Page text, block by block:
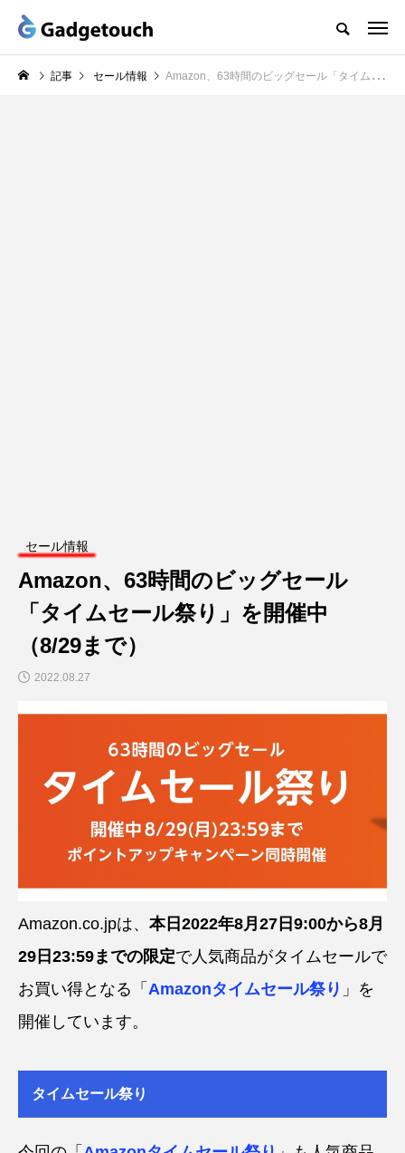
記事 セール情報 Amazon、63時間のビッグセール「タイムセール祭り」を開催中（8/29まで）
セール情報
Amazon、63時間のビッグセール
「タイムセール祭り」を開催中
（8/29まで）
2022.08.27
Amazon.co.jpは、 本日2022年8月27日9:00から8月
29日23:59までの限定で人気商品がタイムセールで
お買い得となる「 Amazonタイムセール祭り 」を
開催しています。
タイムセール祭り